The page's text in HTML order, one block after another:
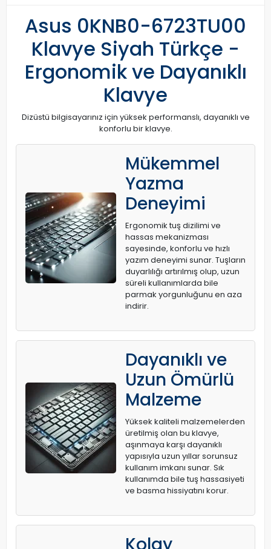
Asus 0KNB0-6723TU00
Klavye Siyah Türkçe -
Ergonomik ve Dayanıklı
Klavye
Dizüstü bilgisayarınız için yüksek performanslı, dayanıklı ve
konforlu bir klavye.
Mükemmel
Yazma
Deneyimi
Ergonomik tuş dizilimi ve
hassas mekanizması
sayesinde, konforlu ve hızlı
yazım deneyimi sunar. Tuşların
duyarlılığı artırılmış olup, uzun
süreli kullanımlarda bile
parmak yorgunluğunu en aza
indirir.
Dayanıklı ve
Uzun Ömürlü
Malzeme
Yüksek kaliteli malzemelerden
üretilmiş olan bu klavye,
aşınmaya karşı dayanıklı
yapısıyla uzun yıllar sorunsuz
kullanım imkanı sunar. Sık
kullanımda bile tuş hassasiyeti
ve basma hissiyatını korur.